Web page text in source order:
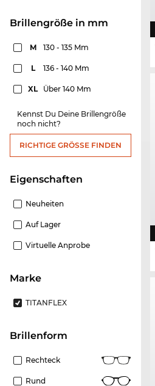
Brillengröße in mm
M 130 - 135 Mm
L 136 - 140 Mm
XL Über 140 Mm
Kennst Du Deine Brillengröße
noch nicht?
RICHTIGE GRÖSSE FINDEN
Eigenschaften
Neuheiten
Auf Lager
Virtuelle Anprobe
Marke
TITANFLEX
Brillenform
Rechteck
Rund